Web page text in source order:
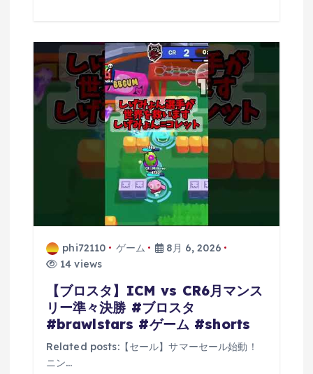
phi72110 ゲーム
8月 6, 2026
14 views
【ブロスタ】ICM vs CR6月マンス
リー準々決勝 #ブロスタ
#brawlstars #ゲーム #shorts
Related posts:【セール】サマーセール始動！
ニン…